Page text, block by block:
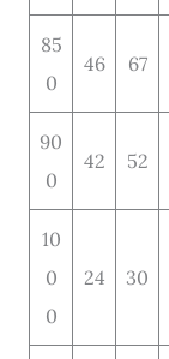
85
0
46 67
90
0
42 52
10
0
0
24 30